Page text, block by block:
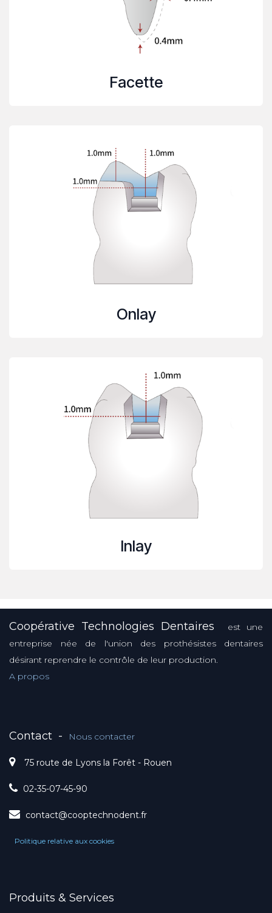
Facette
Onlay
Inlay
Coopérative Technologies Dentaires
est une
entreprise née de l'union des prothésistes dentaires
désirant reprendre le contrôle de leur production.
A propos
Contact - Nous contacter
75 route de Lyons la Forêt - Rouen
02-35-07-45-90
contact@cooptechnodent.fr
Politique relative aux cookies
Produits & Services